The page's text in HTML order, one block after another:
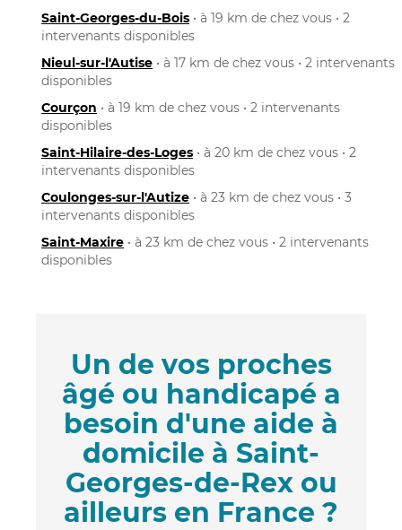
Saint-Georges-du-Bois • à 19 km de chez vous • 2
intervenants disponibles
Nieul-sur-l'Autise • à 17 km de chez vous • 2 intervenants
disponibles
Courçon • à 19 km de chez vous • 2 intervenants
disponibles
Saint-Hilaire-des-Loges • à 20 km de chez vous • 2
intervenants disponibles
Coulonges-sur-l'Autize • à 23 km de chez vous • 3
intervenants disponibles
Saint-Maxire • à 23 km de chez vous • 2 intervenants
disponibles
Un de vos proches
âgé ou handicapé a
besoin d'une aide à
domicile à Saint-
Georges-de-Rex ou
ailleurs en France ?